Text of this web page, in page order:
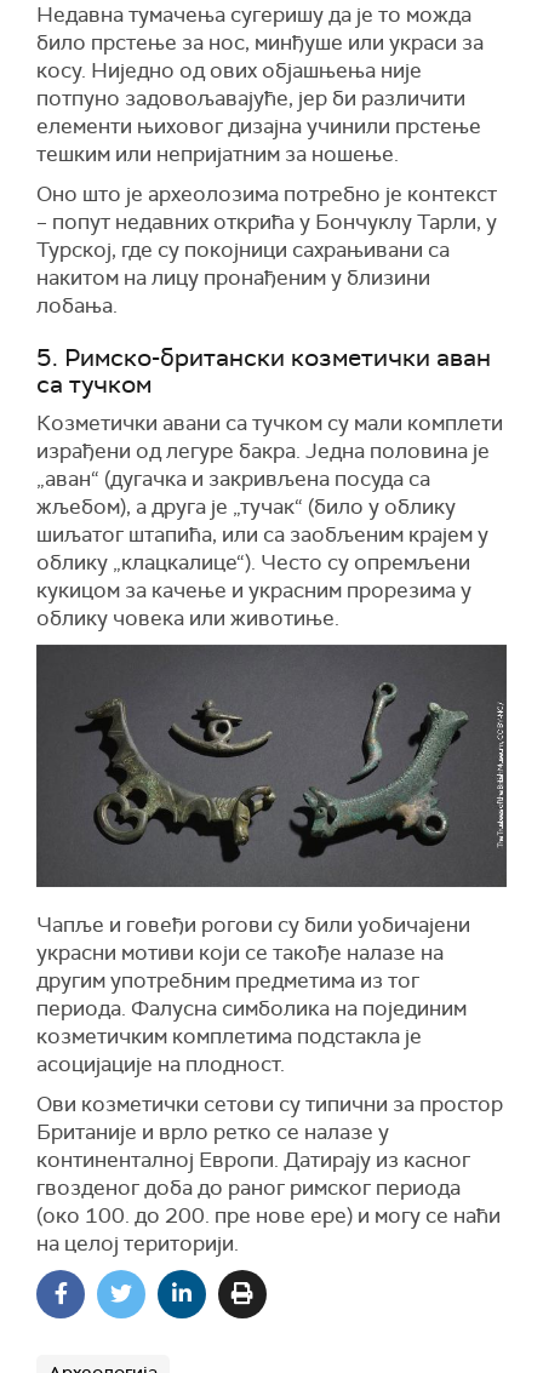
Недавна тумачења сугеришу да је то можда
било прстење за нос, минђуше или украси за
косу. Ниједно од ових објашњења није
потпуно задовољавајуће, јер би различити
елементи њиховог дизајна учинили прстење
тешким или непријатним за ношење.
Оно што је археолозима потребно је контекст
– попут недавних открића у Бончуклу Тарли, у
Турској, где су покојници сахрањивани са
накитом на лицу пронађеним у близини
лобања.
5. Римско-британски козметички аван
са тучком
Козметички авани са тучком су мали комплети
израђени од легуре бакра. Једна половина је
„аван“ (дугачка и закривљена посуда са
жљебом), а друга је „тучак“ (било у облику
шиљатог штапића, или са заобљеним крајем у
облику „клацкалице“). Често су опремљени
кукицом за качење и украсним прорезима у
облику човека или животиње.
Чапље и говеђи рогови су били уобичајени
украсни мотиви који се такође налазе на
другим употребним предметима из тог
периода. Фалусна симболика на појединим
козметичким комплетима подстакла је
асоцијације на плодност.
Ови козметички сетови су типични за простор
Британије и врло ретко се налазе у
континенталној Европи. Датирају из касног
гвозденог доба до раног римског периода
(око 100. до 200. пре нове ере) и могу се наћи
на целој територији.